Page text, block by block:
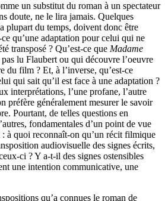
un substitut du roman à un spectateur
doute, ne le lira jamais. Quelques
plupart du temps, doivent donc être
qu’une adaptation pour celui qui ne
transposé ? Qu’est-ce que Madame
lu Flaubert ou qui découvre l’oeuvre
du film ? Et, à l’inverse, qu’est-ce
qui sait qu’il est face à une adaptation ?
interprétations, l’une profane, l’autre
préfère généralement mesurer le savoir
Pourtant, de telles questions en
fondamentales d’un point de vue
à quoi reconnaît-on qu’un récit filmique
audiovisuelle des signes écrits,
ci ? Y a-t-il des signes ostensibles
une intention communicative, une
qu’a connues le roman de